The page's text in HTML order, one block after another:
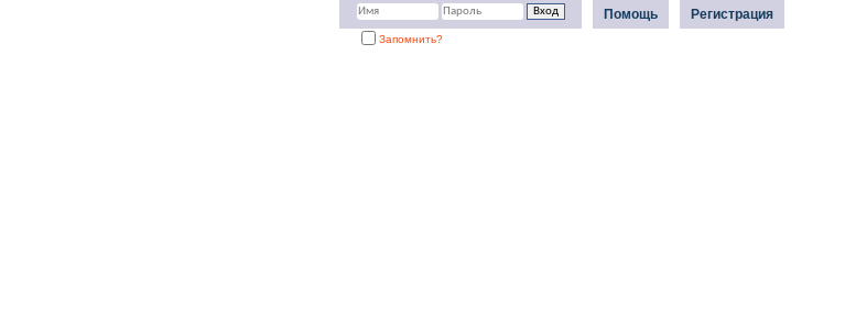
Регистрация
Помощь
Запомнить?